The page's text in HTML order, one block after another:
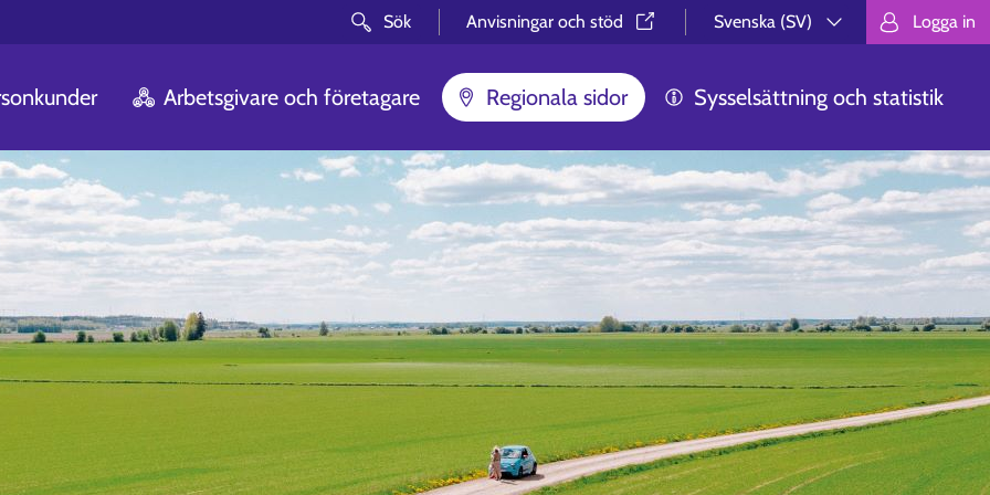
Sök Anvisningar och stöd⁠
Svenska (SV)
Välj språk.
Logga in
Arbetsgivare och företagare Regionala sidor Sysselsättning och statistik